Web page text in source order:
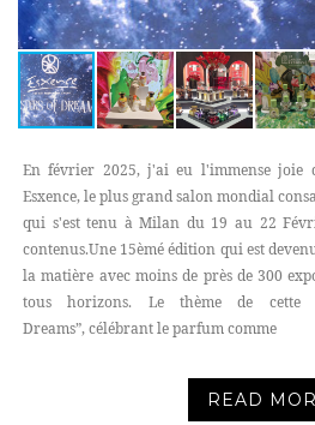
En février 2025, j'ai eu l'immense joie
Esxence, le plus grand salon mondial
qui s'est tenu à Milan du 19 au 22
contenus.Une 15èmé édition qui est
la matière avec moins de près de 300
tous horizons. Le thème de cette
Dreams”, célébrant le parfum comme
READ